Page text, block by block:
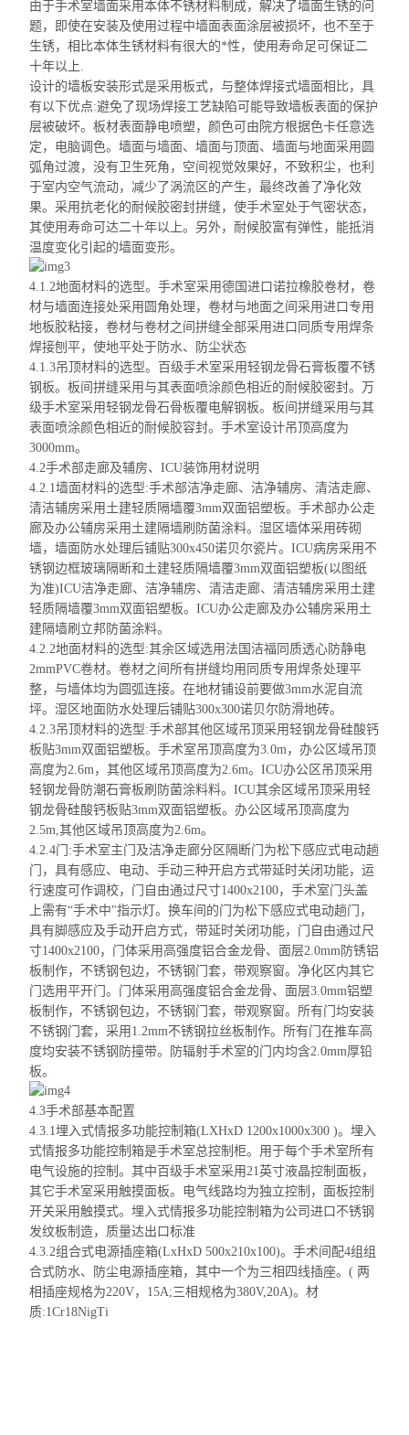
由于手术室墙面采用本体不锈材料制成，解决了墙面生锈的问
题，即使在安装及使用过程中墙面表面涂层被损坏，也不至于
生锈，相比本体生锈材料有很大的*性，使用寿命足可保证二
十年以上.
设计的墙板安装形式是采用板式，与整体焊接式墙面相 比，具
有以下优点:避免了现场焊接工艺缺陷可能导致墙板表面的保护
层被破坏。板材表面静电喷塑，颜色可由院方根据色卡任意选
定，电脑调色。墙面与墙面、墙面与顶面、墙面与地面采用圆
弧角过渡，没有卫生死角，空间视觉效果好，不致积尘，也利
于室内空气流动，减少了涡流区的产生，最终改善了净化效
果。采用抗老化的耐候胶密封拼缝，使手术室处于气密状态，
其使用寿命可达二十年以上。另外，耐候胶富有弹性，能抵消
温度变化引起的墙面变形。
4.1.2地面材料的选型。手术室采用德国进口诺拉橡胶卷材，卷
材与墙面连接处采用圆角处理，卷材与地面之间采用进口专用
地板胶粘接，卷材与卷材之间拼缝全部采用进口同质专用焊条
焊接刨平，使地平处于防水、防尘状态
4.1.3吊顶材料的选型。百级手术室采用轻钢龙骨石膏板覆不锈
钢板。板间拼缝采用与其表面喷涂颜色相近的耐候胶密封。万
级手术室采用轻钢龙骨石骨板覆电解钢板。板间拼缝采用与其
表面喷涂颜色相近的耐候胶容封。手术室设计吊顶高度为
3000mm。
4.2手术部走廊及辅房、ICU装饰用材说明
4.2.1墙面材料的选型:手术部洁净走廊、洁净辅房、清洁走廊、
清洁辅房采用 土建轻质隔墙覆3mm双面铝塑板。手术部办公走
廊及办公辅房采用 土建隔墙刷防菌涂料。湿区墙体采用砖砌
墙，墙面防水处理后铺贴300x450诺贝尔瓷片。ICU病房采用不
锈钢边框玻璃隔断和土建轻质隔墙覆3mm双面铝塑板(以图纸
为准)ICU洁净走廊、洁净辅房、清洁走廊、清洁辅房采用 土建
轻质隔墙覆3mm双面铝塑板。ICU办公走廊及办公辅房采用 土
建隔墙刷立邦 防菌涂料。
4.2.2地面材料的选型:其余区域选用 法国洁福同质透心防静电
2mmPVC卷材。卷材之间所有拼缝均用同质专用焊条处理平
整，与墙体均为圆弧连接。在地材铺设前要做3mm水泥自流
坪。湿区地面防水处理后铺贴300x300诺贝尔防滑地砖。
4.2.3吊顶材料的选型:手术部其他区域吊顶采用轻钢龙骨硅酸钙
板贴3mm双面铝塑板。手术室吊顶高度为3.0m，办公区域吊顶
高度为2.6m，其他区域吊顶高度为2.6m。ICU办公区吊顶采用
轻钢龙骨防潮石膏板刷防菌涂料料。ICU其余区域吊顶采用轻
钢龙骨硅酸钙板贴3mm双面铝塑板。办公区域吊顶高度为
2.5m,其他区域吊顶高度为2.6m。
4.2.4门:手术室主门及洁净走廊分区隔断门为松下感应式电动趟
门，具有感应、电动、手动三种开启方式带延时关闭功能，运
行速度可作调校， 门自由通过尺寸1400x2100，手术室门头盖
上需有“手术中"指示灯。换车间的门为松下感应式电动趟门，
具有脚感应及手动开启方式，带延时关闭功能， 门自由通过尺
寸1400x2100，门体采用高强度铝合金龙骨、面层2.0mm防锈铝
板制作，不锈钢包边，不锈钢门套，带观察窗。净化区内其它
门选用平开门。门体采用高强度铝合金龙骨、面层3.0mm铝塑
板制作，不锈钢包边，不锈钢门套，带观察窗。所有门均安装
不锈钢门套，采用1.2mm不锈钢拉丝板制作。所有门在推车高
度均安装不锈钢防撞带。防辐射手术室的门内均含2.0mm厚铅
板。
4.3手术部基本配置
4.3.1埋入式情报多功能控制箱(LXHxD 1200x1000x300 )。埋入
式情报多功能控制箱是手术室总控制柜。用于每个手术室所有
电气设施的控制。其中百级手术室采用21英寸液晶控制面板，
其它手术室采用触摸面板。电气线路均为独立控制，面板控制
开关采用触摸式。埋入式情报多功能控制箱为公司进口不锈钢
发纹板制造，质量达出口标准
4.3.2组合式电源插座箱(LxHxD 500x210x100)。手术间配4组组
合式防水、防尘电源插座箱，其中一个为三相四线插座。( 两
相插座规格为220V，15A;三相规格为380V,20A)。材
质:1Cr18NigTi